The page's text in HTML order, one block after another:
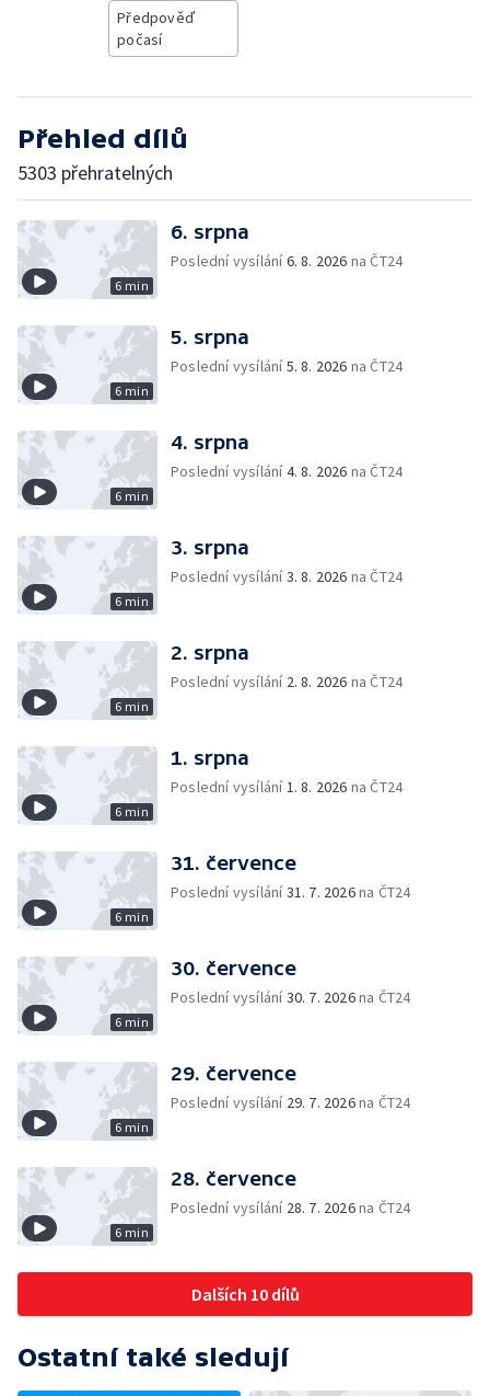
Předpověď
počasí
Přehled dílů
5303 přehratelných
6 min
6. srpna
Poslední vysílání6. 8. 2026 na ČT24
6 min
5. srpna
Poslední vysílání5. 8. 2026 na ČT24
6 min
4. srpna
Poslední vysílání4. 8. 2026 na ČT24
6 min
3. srpna
Poslední vysílání3. 8. 2026 na ČT24
6 min
2. srpna
Poslední vysílání 2. 8. 2026 na ČT24
6 min
1. srpna
Poslední vysílání1. 8. 2026 na ČT24
6 min
31. července
Poslední vysílání31. 7. 2026na ČT24
6 min
30. července
Poslední vysílání30. 7. 2026na ČT24
6 min
29. července
Poslední vysílání 29. 7. 2026na ČT24
6 min
28. července
Poslední vysílání 28. 7. 2026na ČT24
Dalších 10 dílů
Ostatní také sledují